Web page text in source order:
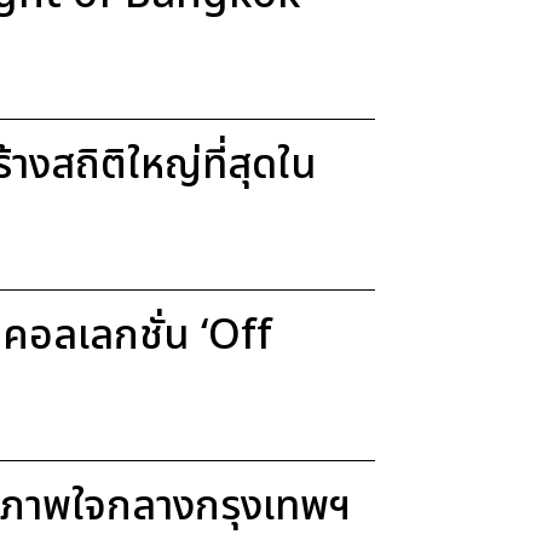
างสถิติใหญ่ที่สุดใน
อลเลกชั่น ‘Off
พใจกลางกรุงเทพฯ